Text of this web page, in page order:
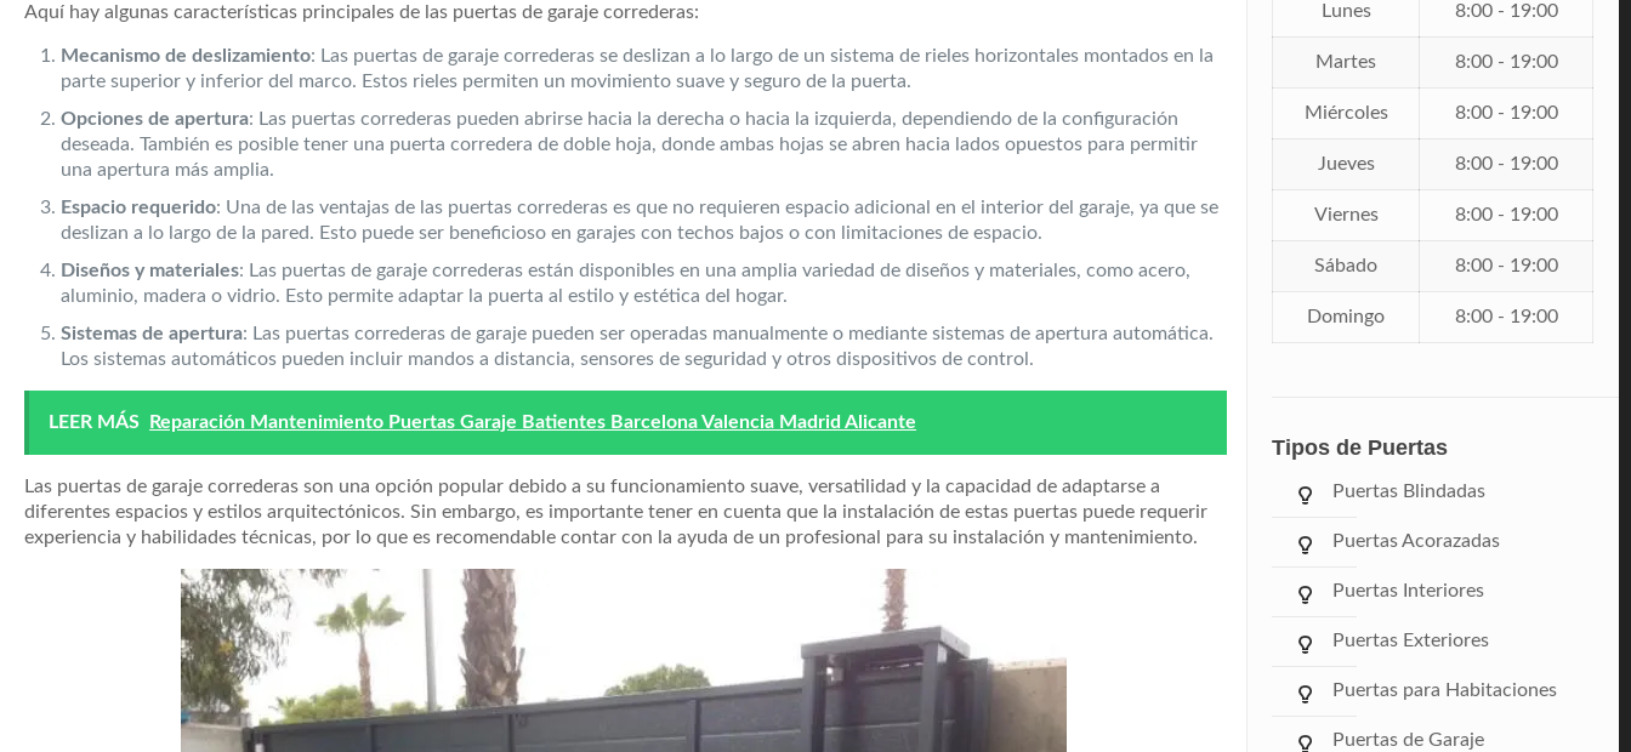
Aquí hay algunas características principales de las puertas de garaje correderas:
Mecanismo de deslizamiento: Las puertas de garaje correderas se deslizan a lo largo de un sistema de rieles horizontales montados en la
parte superior y inferior del marco. Estos rieles permiten un movimiento suave y seguro de la puerta.
Opciones de apertura: Las puertas correderas pueden abrirse hacia la derecha o hacia la izquierda, dependiendo de la configuración
deseada. También es posible tener una puerta corredera de doble hoja, donde ambas hojas se abren hacia lados opuestos para permitir
una apertura más amplia.
Espacio requerido: Una de las ventajas de las puertas correderas es que no requieren espacio adicional en el interior del garaje, ya que se
deslizan a lo largo de la pared. Esto puede ser beneficioso en garajes con techos bajos o con limitaciones de espacio.
Diseños y materiales: Las puertas de garaje correderas están disponibles en una amplia variedad de diseños y materiales, como acero,
aluminio, madera o vidrio. Esto permite adaptar la puerta al estilo y estética del hogar.
Sistemas de apertura: Las puertas correderas de garaje pueden ser operadas manualmente o mediante sistemas de apertura automática.
Los sistemas automáticos pueden incluir mandos a distancia, sensores de seguridad y otros dispositivos de control.
LEER MÁS Reparación Mantenimiento Puertas Garaje Batientes Barcelona Valencia Madrid Alicante
Las puertas de garaje correderas son una opción popular debido a su funcionamiento suave, versatilidad y la capacidad de adaptarse a
diferentes espacios y estilos arquitectónicos. Sin embargo, es importante tener en cuenta que la instalación de estas puertas puede requerir
experiencia y habilidades técnicas, por lo que es recomendable contar con la ayuda de un profesional para su instalación y mantenimiento.
Lunes 8:00 - 19:00
Martes 8:00 - 19:00
Miércoles 8:00 - 19:00
Jueves 8:00 - 19:00
Viernes 8:00 - 19:00
Sábado 8:00 - 19:00
Domingo 8:00 - 19:00
Tipos de Puertas
Puertas Blindadas
Puertas Acorazadas
Puertas Interiores
Puertas Exteriores
Puertas para Habitaciones
Puertas de Garaje